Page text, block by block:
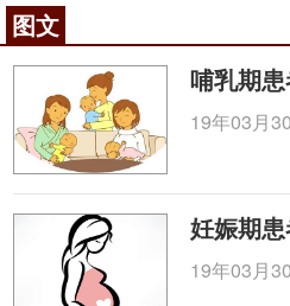
图文
哺乳期
19年03月
妊娠期
19年03月